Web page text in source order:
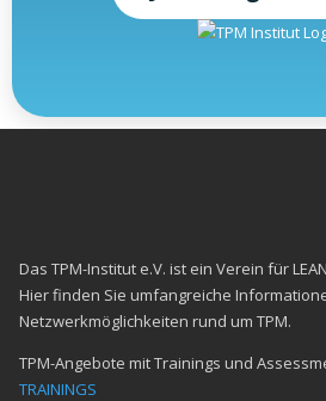
Das TPM-Institut e.V. ist ein Verein für
Hier finden Sie umfangreiche
Netzwerkmöglichkeiten rund um TPM.
TPM-Angebote mit Trainings und
TRAININGS